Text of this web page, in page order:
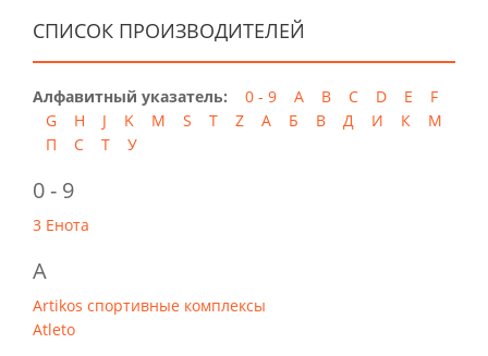
СПИСОК ПРОИЗВОДИТЕЛЕЙ
Алфавитный указатель: 0 - 9 A B C D E
F
G
H J K M S T Z А Б В Д И К
М
П
С Т У
0 - 9
3 Енота
A
Artikos спортивные комплексы
Atleto